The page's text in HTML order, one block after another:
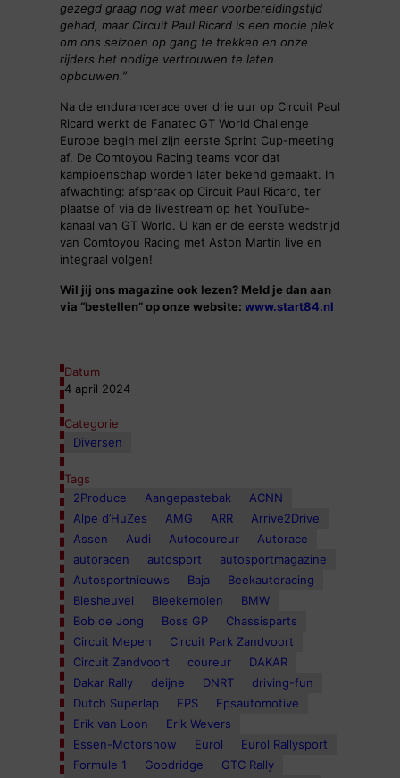
gezegd graag nog wat meer voorbereidingstijd
gehad, maar Circuit Paul Ricard is een mooie plek
om ons seizoen op gang te trekken en onze
rijders het nodige vertrouwen te laten
opbouwen.”
Na de endurancerace over drie uur op Circuit Paul
Ricard werkt de Fanatec GT World Challenge
Europe begin mei zijn eerste Sprint Cup-meeting
af. De Comtoyou Racing teams voor dat
kampioenschap worden later bekend gemaakt. In
afwachting: afspraak op Circuit Paul Ricard, ter
plaatse of via de livestream op het YouTube-
kanaal van GT World. U kan er de eerste wedstrijd
van Comtoyou Racing met Aston Martin live en
integraal volgen!
Wil jij ons magazine ook lezen? Meld je dan aan
via “bestellen” op onze website: www.start84.nl
Datum
4 april 2024
Categorie
Diversen
Tags
2Produce
Aangepastebak
ACNN
Alpe d’HuZes
AMG ARR
Arrive2Drive
Assen
Audi Autocoureur
Autorace
autoracen
autosport
autosportmagazine
Autosportnieuws
Baja
Beekautoracing
Biesheuvel
Bleekemolen
BMW
Bob de Jong
Boss GP
Chassisparts
Circuit Mepen
Circuit Park Zandvoort
Circuit Zandvoort
coureur
DAKAR
Dakar Rally
deijne DNRT
driving-fun
Dutch Superlap
EPS
Epsautomotive
Erik van Loon
Erik Wevers
Essen-Motorshow
Eurol
Eurol Rallysport
Formule 1
Goodridge GTC Rally